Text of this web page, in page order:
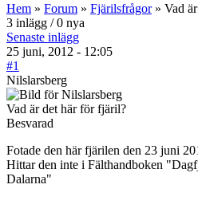
Hem » Forum » Fjärilsfrågor» Vad
3 inlägg / 0 nya
Senaste inlägg
25 juni, 2012 - 12:05
#1
Nilslarsberg
Vad är det här för fjäril?
Besvarad
Fotade den här fjärilen den 23 juni
Hittar den inte i Fälthandboken
Dalarna"